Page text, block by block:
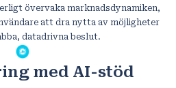
övervaka marknadsdynamiken,
att dra nytta av möjligheter
datadrivna beslut.
med AI-stöd